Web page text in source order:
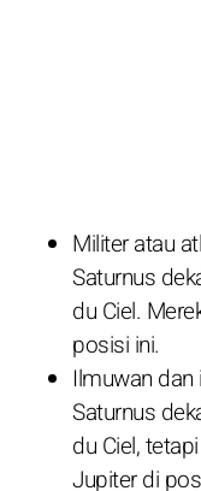
Militer atau
Saturnus
du Ciel.
posisi ini.
Ilmuwan
Saturnus
du Ciel,
Jupiter di